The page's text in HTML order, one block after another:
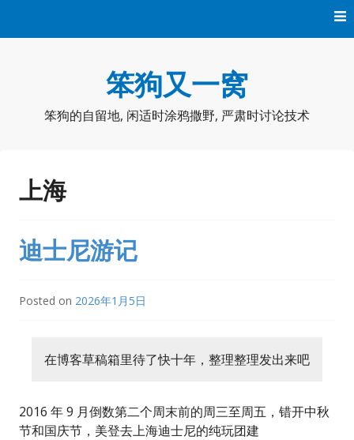
笨狗又一窝
笨狗的自留地, 闲适时涂鸦撒野, 严肃时讨论技术
上海
迪士尼游记
Posted on 2026年1月5日
在博客草稿箱里待了快十年，整理整理发出来吧
2016 年 9 月倒数第二个周末前的周三至周五，错开中秋
节和国庆节，美登去上海迪士尼的纯玩团建